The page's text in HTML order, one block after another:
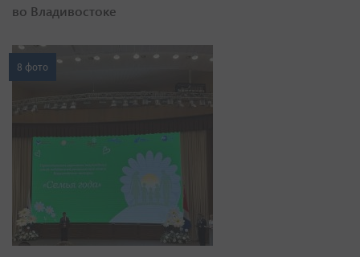
во Владивостоке
8 фото